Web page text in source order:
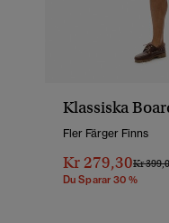
Klassiska
Fler Färger Finns
Kr 279,30Pris
Kr
Du Sparar 30 %